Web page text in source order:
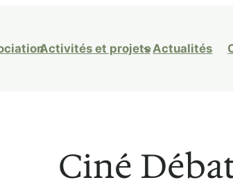
Activités et projets Actualités
Ciné